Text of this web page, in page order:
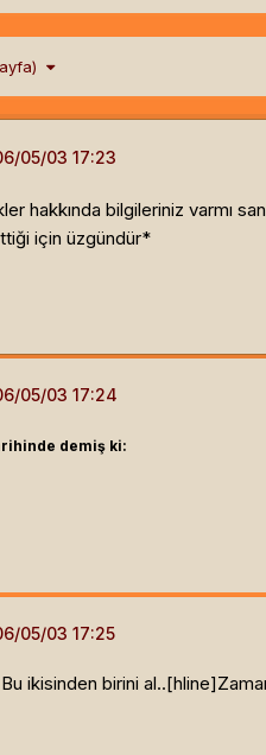
hakkında bilgileriniz varmı
için üzgündür*
demiş ki:
ikisinden birini al..[hline]